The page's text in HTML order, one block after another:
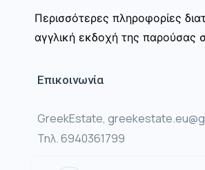
Περισσότερες πληροφορίες
αγγλική εκδοχή της παρούσας
Επικοινωνία
GreekEstate,
Τηλ. 6940361799